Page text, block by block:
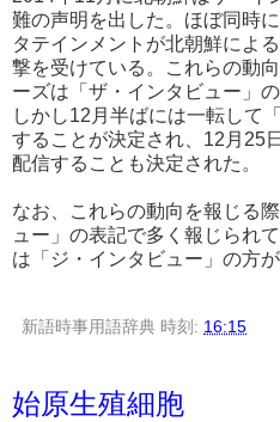
難の声明を出した。ほぼ同時
タテインメントが北朝鮮によ
撃を受けている。これらの動
ーズは「ザ・インタビュー」
しかし12月半ばには一転して
することが決定され、12月25
配信することも決定された。
なお、これらの動向を報じる
ュー」の表記で多く報じられ
は「ジ・インタビュー」の方が
新語時事用語辞典 時刻: 16:15
始原生殖細胞